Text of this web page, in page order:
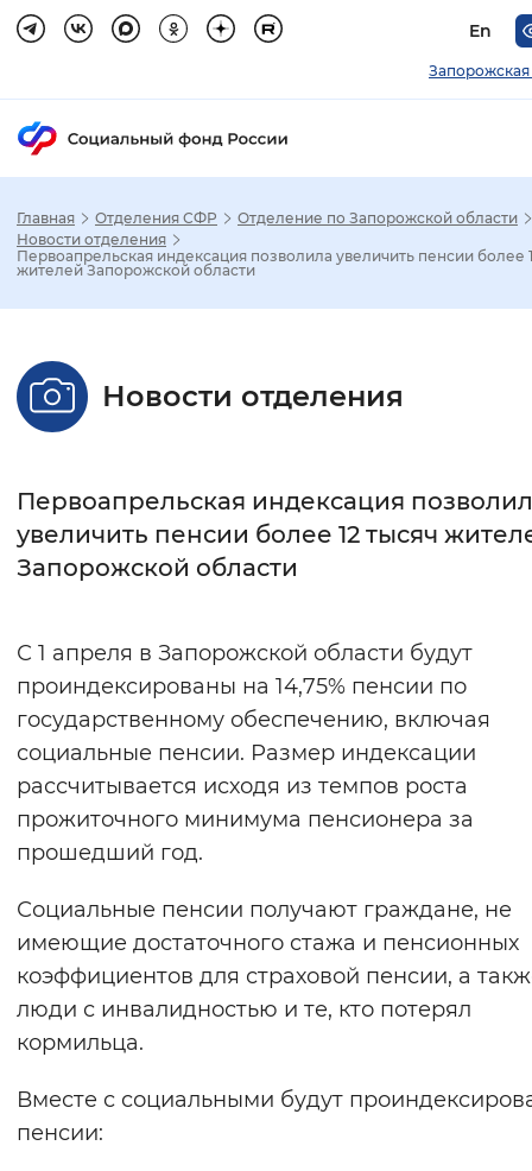
En
Запорожская
Стандартный Увеличенный
Без засечек С засечками
Интервал между буквами
Цвет сайта
Монохромный Инверсивный
Синий фон
Звуковой ассистент
Воспроизвести Остановить
Вернуть стандартные настройки
Главная Отделения СФР
Отделение по Запорожской области
Новости отделения
Первоапрельская индексация позволила увеличить пенсии более
жителей Запорожской области
Новости отделения
Первоапрельская индексация
увеличить пенсии более 12 тысяч
Запорожской области
С 1 апреля в Запорожской области будут
проиндексированы на 14,75% пенсии по
государственному обеспечению, включая
социальные пенсии. Размер индексации
рассчитывается исходя из темпов роста
прожиточного минимума пенсионера за
прошедший год.
Социальные пенсии получают граждане, не
имеющие достаточного стажа и пенсионных
коэффициентов для страховой пенсии, а
люди с инвалидностью и те, кто потерял
кормильца.
Вместе с социальными будут
пенсии: